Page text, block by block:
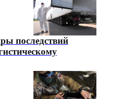
последствий